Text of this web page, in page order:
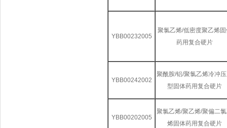
YBB00232005
聚氯乙烯/低密度聚乙烯固
药用复合硬片
YBB00242002
聚酰胺/铝/聚氯乙烯冷冲
型固体药用复合硬片
YBB00202005
聚氯乙烯/聚乙烯/聚偏二
烯固体药用复合硬片